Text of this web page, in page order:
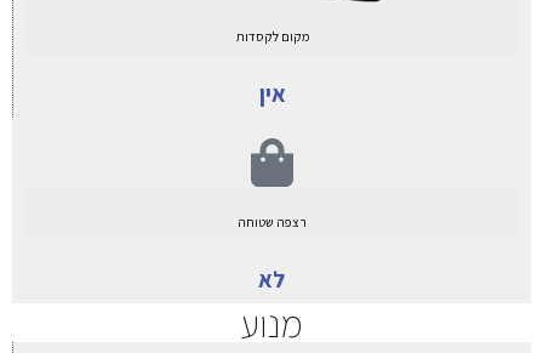
מקום לקסדות
אין
רצפה שטוחה
לא
מנוע